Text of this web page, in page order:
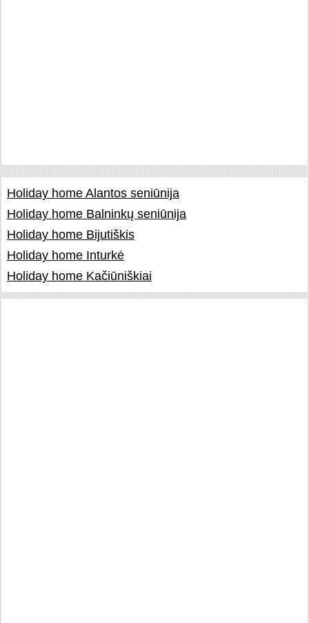
Holiday home Alantos seniūnija
Holiday home Balninkų seniūnija
Holiday home Bijutiškis
Holiday home Inturkė
Holiday home Kačiūniškiai